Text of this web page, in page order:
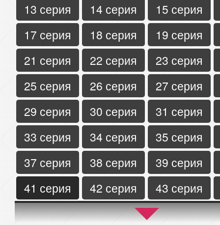
13 серия
14 серия
15 серия
17 серия
18 серия
19 серия
21 серия
22 серия
23 серия
25 серия
26 серия
27 серия
29 серия
30 серия
31 серия
33 серия
34 серия
35 серия
37 серия
38 серия
39 серия
41 серия
42 серия 43 серия